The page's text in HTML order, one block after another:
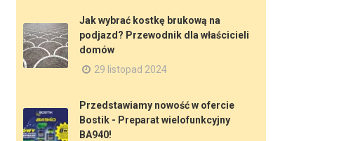
Jak wybrać kostkę brukową na
podjazd? Przewodnik dla właścicieli
domów
29 listopad 2024
Przedstawiamy nowość w ofercie
Bostik - Preparat wielofunkcyjny
BA940!